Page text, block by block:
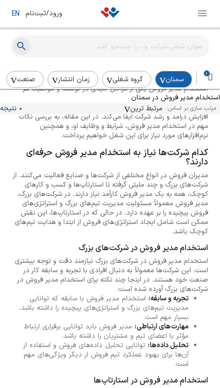
ورود/ثبت‌نام EN
1
سمنان گروه شغلی زمان انتشار
صنعت
استخدام مدیر فروش در سمنان
مرتب سازی بر اساس: مرتبط ترین 0 نتیجه
راهنمای استخدام مدیر فروش
استخدام مدیر فروش یکی از مراحل کلیدی در توسعه و موفقیت هر
کسب و کار است. مدیر فروش به عنوان فردی که مسئولیت هدایت تیم
فروش و تحقق اهداف فروش را بر عهده دارد، نقش بسیار مهمی در
افزایش درآمد و رشد شرکت ایفا می‌کند. در این مقاله، به بررسی نکات
مهم در استخدام مدیر فروش، شرایط و وظایف او، و همچنین
نرم‌افزارهای مورد نیاز برای این شغل خواهیم پرداخت.
کدام شرکت‌ها نیاز به استخدام مدیر فروش حرفه‌ای
دارند؟
مدیران فروش در انواع مختلفی از شرکت‌ها و صنایع فعالیت می‌کنند. از
شرکت‌های بزرگ و چند ملیتی گرفته تا استارتاپ‌ها و کسب و کارهای
کوچک، همه به یک مدیر فروش کارآمد نیاز دارند. در شرکت‌های بزرگ،
مدیر فروش معمولاً مسئولیت مدیریت تیم‌های بزرگ و استراتژی‌های
فروش پیچیده را بر عهده دارد. در حالی که در استارتاپ‌ها، این نقش
ممکن است شامل ایجاد استراتژی‌های فروش از ابتدا و هدایت تیم‌های
کوچک باشد.
استخدام مدیر فروش در شرکت‌های بزرگ
استخدام مدیر فروش در شرکت‌های بزرگ نیازمند دقت و توجه بیشتری
است. این شرکت‌ها معمولاً به دنبال افرادی با تجربه و سابقه کار در
صنعت خود هستند. در اینجا چند نکته برای استخدام مدیر فروش در
شرکت‌های بزرگ آورده شده است:
تجربه و سابقه: استخدام مدیر فروش با سابقه که توانایی
مدیریت تیم‌های بزرگ و استراتژی‌های پیچیده را داشته باشد،
بسیار مهم است.
مهارت‌های ارتباطی: مدیر فروش باید توانایی برقراری ارتباط
مؤثر با اعضای تیم و مشتریان را داشته باشد.
تحلیل داده‌ها: توانایی تحلیل داده‌های فروش و استفاده از
آن‌ها برای بهبود عملکرد تیم فروش از دیگر ویژگی‌های مهم
است.
استخدام مدیر فروش در استارتاپ‌ها